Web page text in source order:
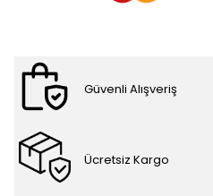
Güvenli Alışveriş
Ücretsiz Kargo